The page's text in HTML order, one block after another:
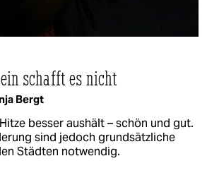
schafft es nicht
Bergt
besser aushält – schön und gut.
sind jedoch grundsätzliche
Städten notwendig.